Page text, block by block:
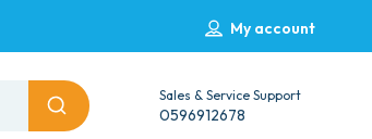
My account
Sales & Service Support
0596912678